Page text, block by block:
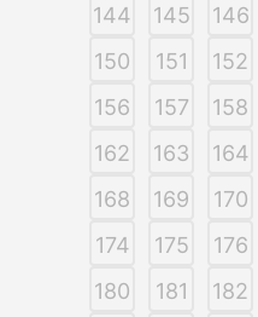
144
145 146
150
151 152
156
157 158
162
163 164
168
169 170
174
175 176
180
181 182